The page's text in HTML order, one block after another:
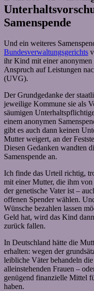
Samenspende
Und ein weiteres
Bundesverwaltungsgerichts
ihr Kind mit einer anonymen
Anspruch auf Leistungen
(UVG).
Der Grundgedanke der
jeweilige Kommune sie als
säumigen
einem anonymen
gibt es auch dann keinen
Mutter weigert, an der
Diesen Gedanken wandten
Samenspende an.
Ich finde das Urteil richtig,
mit einer Mutter, die ihm
der genetische Vater ist –
offenen Spender wählen.
Wünsche bezahlen lassen
Geld hat, wird das Kind
zurück fallen.
In Deutschland hätte die
erhalten: wegen der
leibliche Väter behandeln
alleinstehenden Frauen –
genügend finanzielle Mittel
haben.